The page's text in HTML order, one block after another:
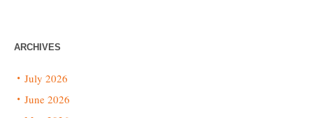
ARCHIVES
July 2026
June 2026